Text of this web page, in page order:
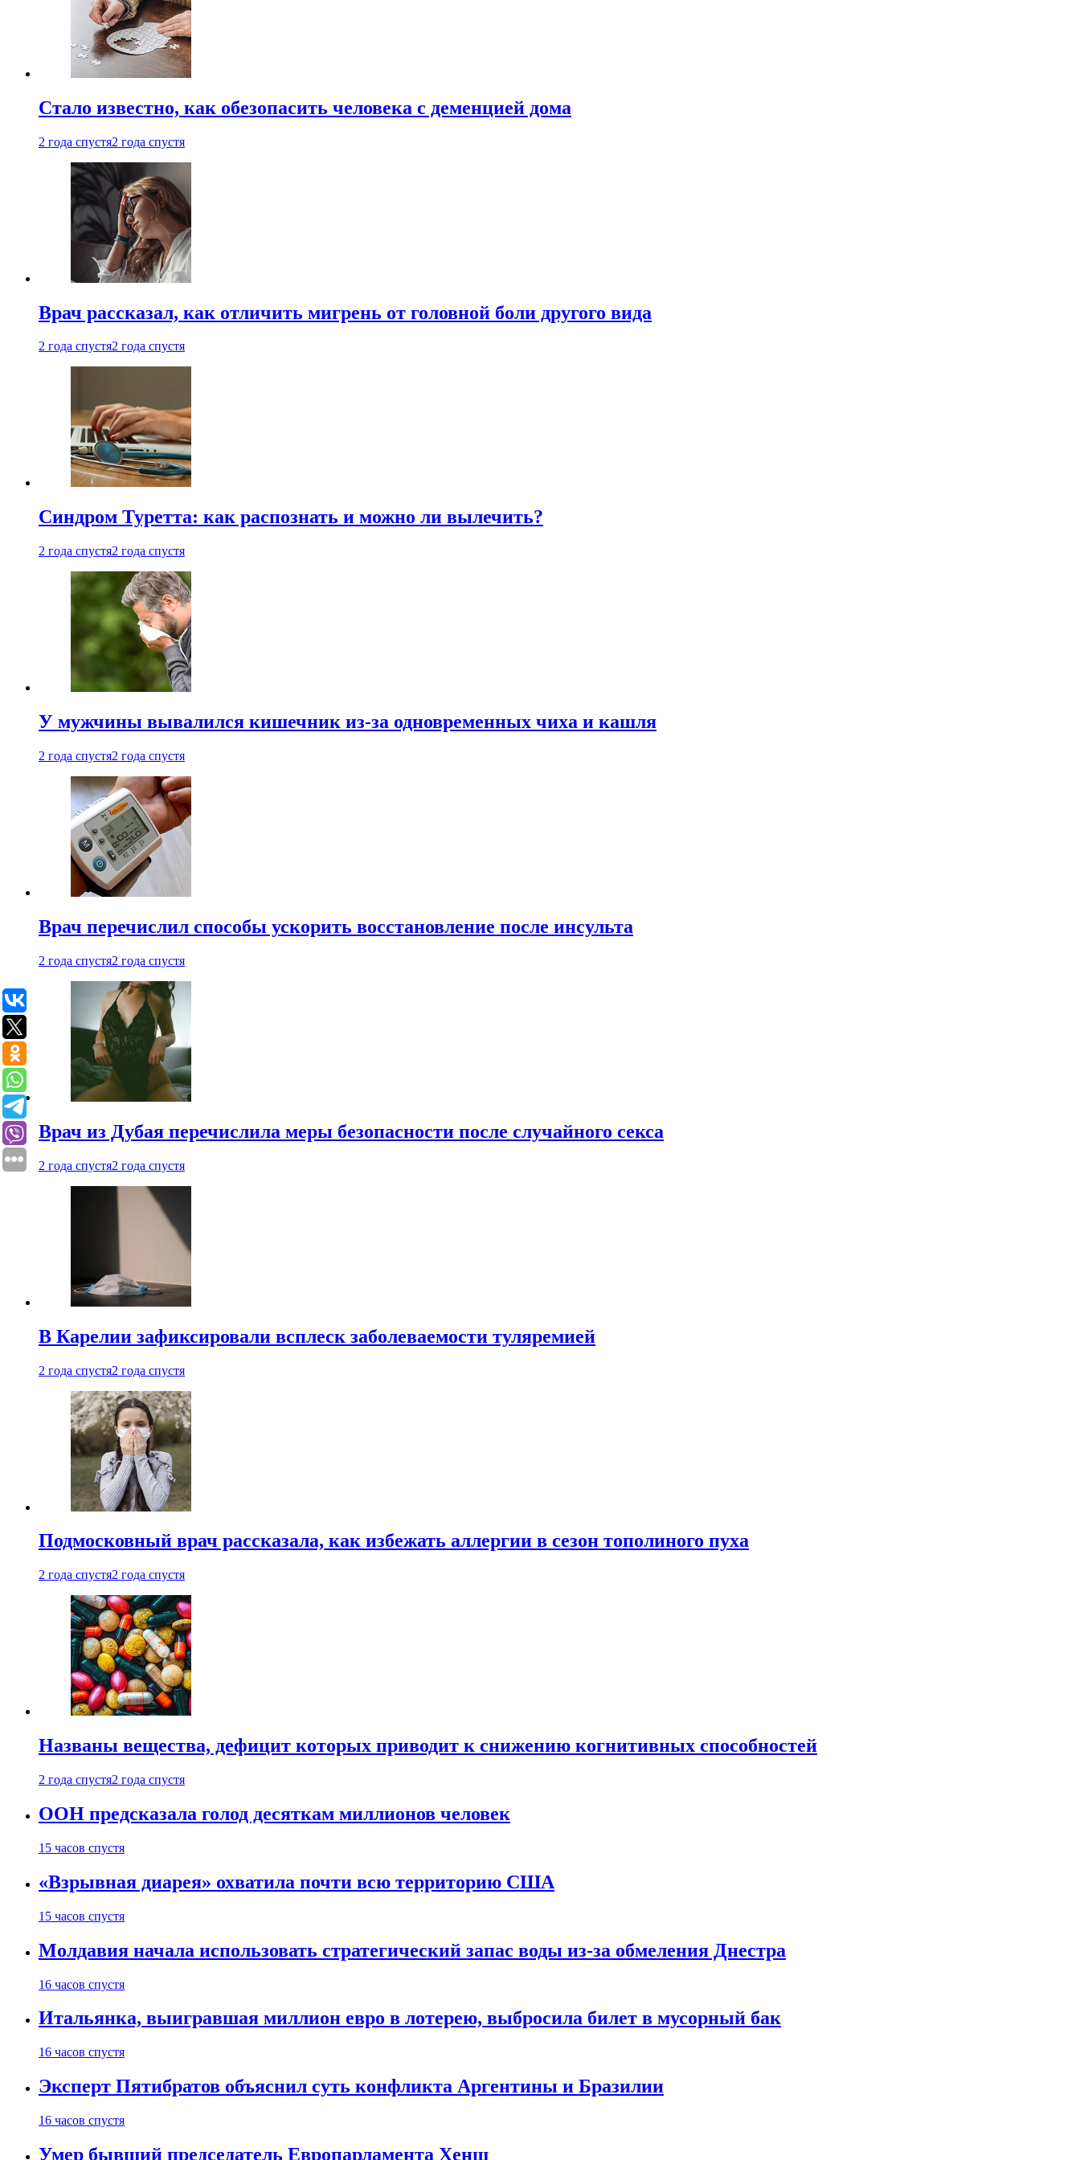
Стало известно, как обезопасить человека с деменцией дома
2 года спустя2 года спустя
Врач рассказал, как отличить мигрень от головной боли другого вида
2 года спустя2 года спустя
Синдром Туретта: как распознать и можно ли вылечить?
2 года спустя2 года спустя
У мужчины вывалился кишечник из-за одновременных чиха и кашля
2 года спустя2 года спустя
Врач перечислил способы ускорить восстановление после инсульта
2 года спустя2 года спустя
Врач из Дубая перечислила меры безопасности после случайного секса
2 года спустя2 года спустя
В Карелии зафиксировали всплеск заболеваемости туляремией
2 года спустя2 года спустя
Подмосковный врач рассказала, как избежать аллергии в сезон тополиного пуха
2 года спустя2 года спустя
Названы вещества, дефицит которых приводит к снижению когнитивных способностей
2 года спустя2 года спустя
ООН предсказала голод десяткам миллионов человек
15 часов спустя
«Взрывная диарея» охватила почти всю территорию США
15 часов спустя
Молдавия начала использовать стратегический запас воды из-за обмеления Днестра
16 часов спустя
Итальянка, выигравшая миллион евро в лотерею, выбросила билет в мусорный бак
16 часов спустя
Эксперт Пятибратов объяснил суть конфликта Аргентины и Бразилии
16 часов спустя
Умер бывший председатель Европарламента Хенш